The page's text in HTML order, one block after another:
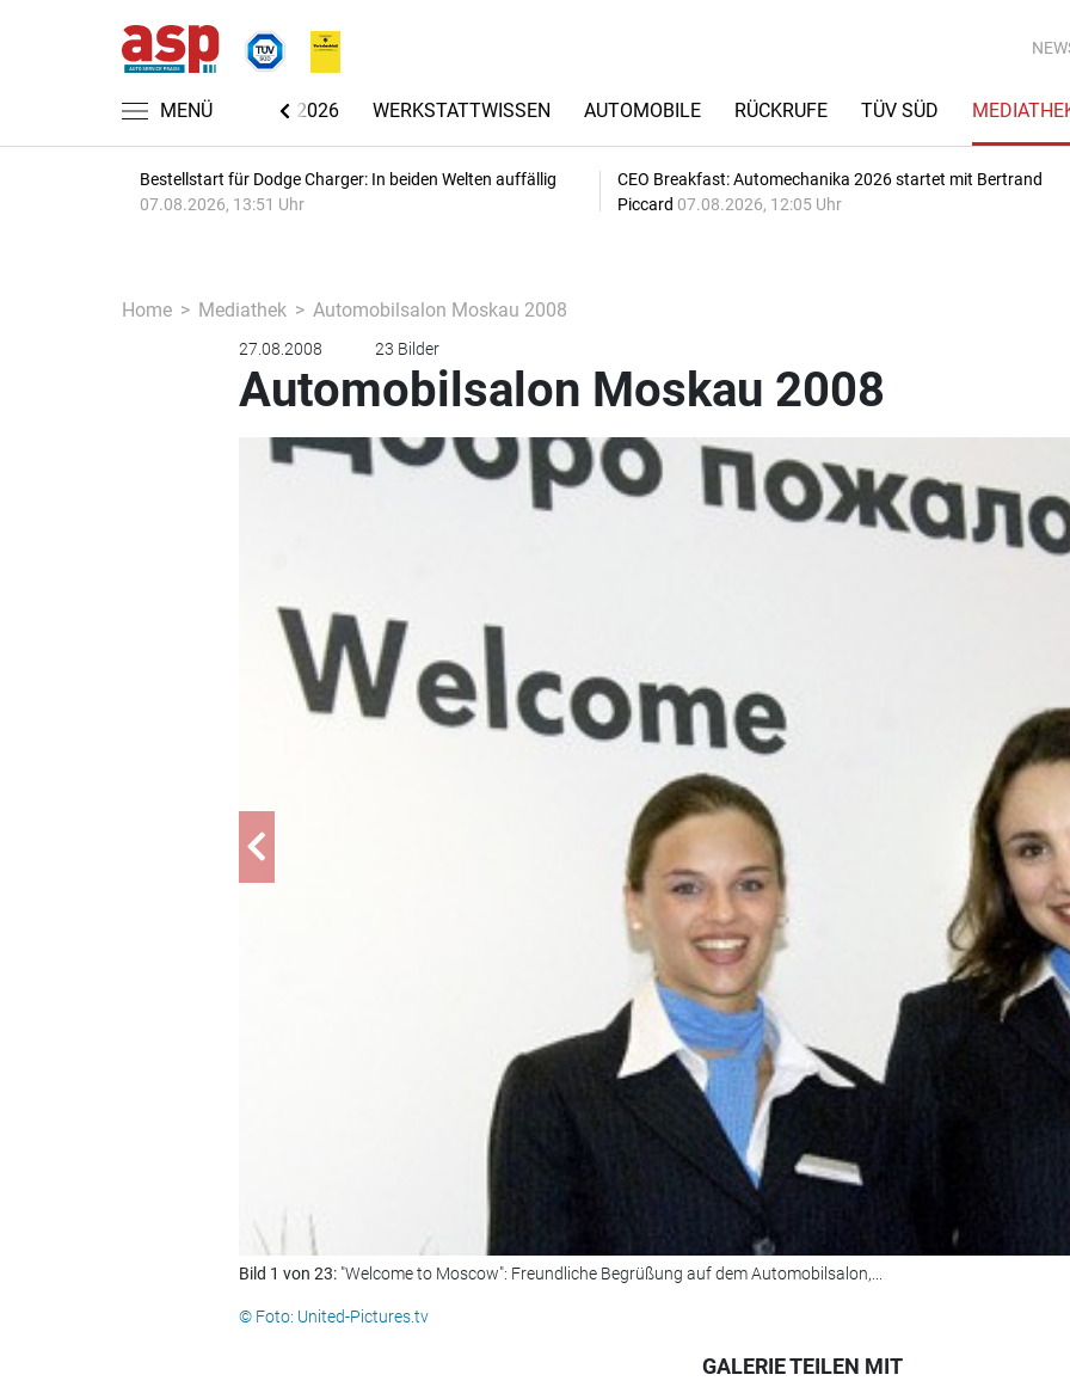
MENÜ
AUTOMECHANIKA 2026 WERKSTATTWISSEN AUTOMOBILE RÜCKRUFE TÜV SÜD
Bestellstart für Dodge Charger: In beiden Welten auffällig
07.08.2026, 13:51 Uhr
CEO Breakfast: Automechanika 2026 startet mit Bertrand
Piccard 07.08.2026, 12:05 Uhr
Home Mediathek Automobilsalon Moskau 2008
27.08.2008 23 Bilder
Automobilsalon Moskau 2008
Bild 1 von 23: "Welcome to Moscow": Freundliche Begrüßung auf dem Automobilsalon,...
© Foto: United-Pictures.tv
GALERIE TEILEN MIT